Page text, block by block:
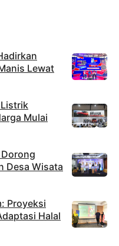
Lewat
Listrik
Mulai
Desa Wisata
Proyeksi
Halal